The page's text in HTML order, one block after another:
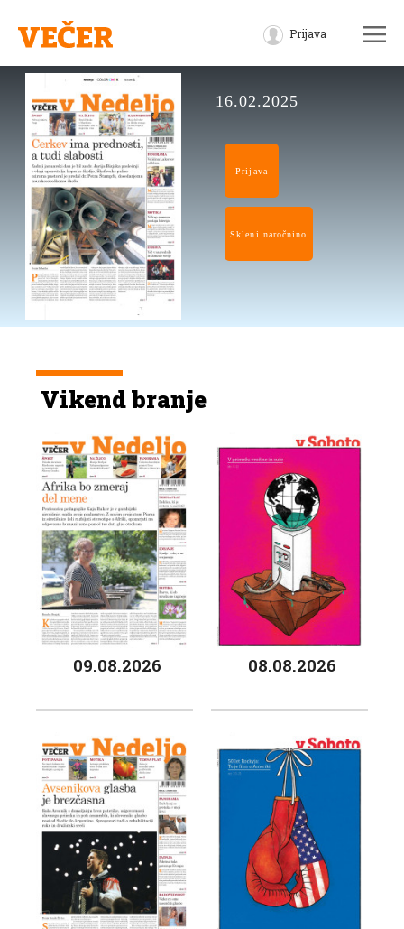
Prijava
16.02.2025
Prijava
Skleni naročnino
Vikend branje
09.08.2026 08.08.2026